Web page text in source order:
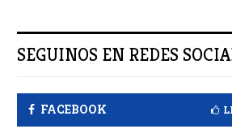
SEGUINOS EN REDES
FACEBOOK